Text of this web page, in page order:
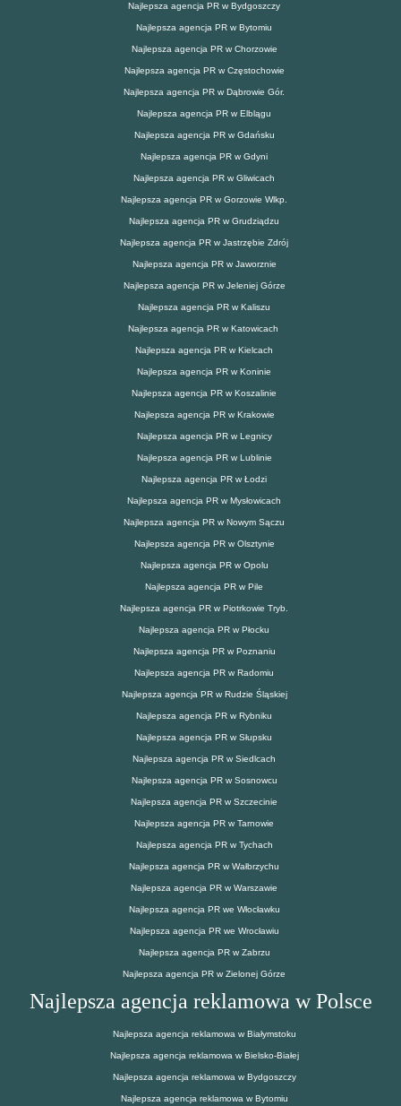
Najlepsza agencja PR w Bydgoszczy
Najlepsza agencja PR w Bytomiu
Najlepsza agencja PR w Chorzowie
Najlepsza agencja PR w Częstochowie
Najlepsza agencja PR w Dąbrowie Gór.
Najlepsza agencja PR w Elblągu
Najlepsza agencja PR w Gdańsku
Najlepsza agencja PR w Gdyni
Najlepsza agencja PR w Gliwicach
Najlepsza agencja PR w Gorzowie Wlkp.
Najlepsza agencja PR w Grudziądzu
Najlepsza agencja PR w Jastrzębie Zdrój
Najlepsza agencja PR w Jaworznie
Najlepsza agencja PR w Jeleniej Górze
Najlepsza agencja PR w Kaliszu
Najlepsza agencja PR w Katowicach
Najlepsza agencja PR w Kielcach
Najlepsza agencja PR w Koninie
Najlepsza agencja PR w Koszalinie
Najlepsza agencja PR w Krakowie
Najlepsza agencja PR w Legnicy
Najlepsza agencja PR w Lublinie
Najlepsza agencja PR w Łodzi
Najlepsza agencja PR w Mysłowicach
Najlepsza agencja PR w Nowym Sączu
Najlepsza agencja PR w Olsztynie
Najlepsza agencja PR w Opolu
Najlepsza agencja PR w Pile
Najlepsza agencja PR w Piotrkowie Tryb.
Najlepsza agencja PR w Płocku
Najlepsza agencja PR w Poznaniu
Najlepsza agencja PR w Radomiu
Najlepsza agencja PR w Rudzie Śląskiej
Najlepsza agencja PR w Rybniku
Najlepsza agencja PR w Słupsku
Najlepsza agencja PR w Siedlcach
Najlepsza agencja PR w Sosnowcu
Najlepsza agencja PR w Szczecinie
Najlepsza agencja PR w Tarnowie
Najlepsza agencja PR w Tychach
Najlepsza agencja PR w Wałbrzychu
Najlepsza agencja PR w Warszawie
Najlepsza agencja PR we Włocławku
Najlepsza agencja PR we Wrocławiu
Najlepsza agencja PR w Zabrzu
Najlepsza agencja PR w Zielonej Górze
Najlepsza agencja reklamowa w Polsce
Najlepsza agencja reklamowa w Białymstoku
Najlepsza agencja reklamowa w Bielsko-Białej
Najlepsza agencja reklamowa w Bydgoszczy
Najlepsza agencja reklamowa w Bytomiu